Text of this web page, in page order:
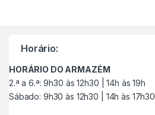
Horário:
HORÁRIO DO ARMAZÉM
2.ª a 6.ª: 9h30 às 12h30 | 14h às 19h
Sábado: 9h30 às 12h30 | 14h às 17h30